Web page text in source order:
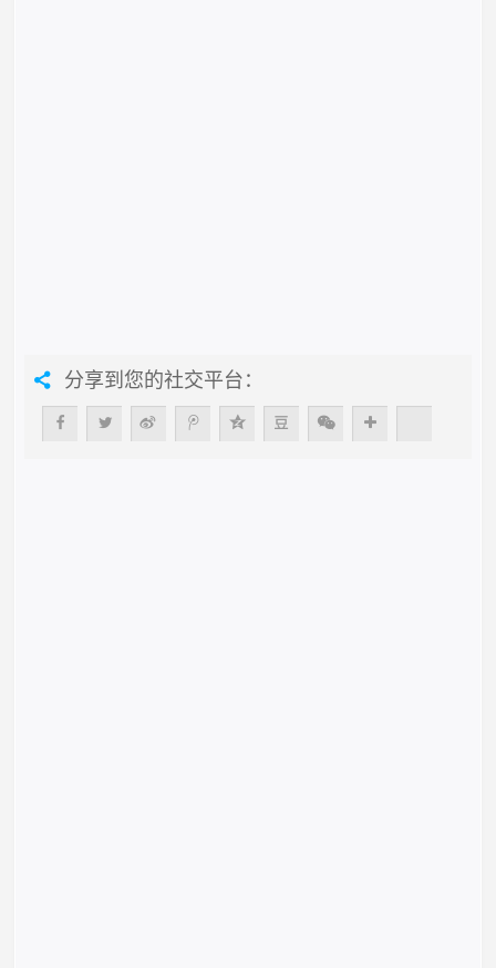
分享到您的社交平台：